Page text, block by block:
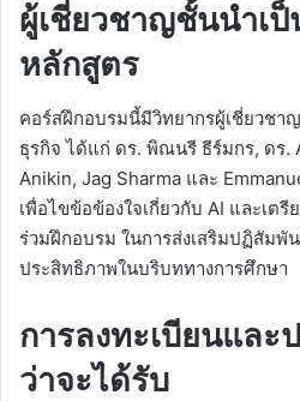
ผู้เชี่ยวชาญชั้นนำเ
หลักสูตร
คอร์สฝึกอบรมนี้มีวิทยากรผู้เชี่ยวชา
ธุรกิจ ได้แก่ ดร. พิณนรี ธีร์มกร, ดร.
Anikin, Jag Sharma และ
เพื่อไขข้อข้องใจเกี่ยวกับ AI และเต
ร่วมฝึกอบรม ในการส่งเสริมปฏิสัม
ประสิทธิภาพในบริบททางการศึกษา
การลงทะเบียนแล
ว่าจะได้รับ